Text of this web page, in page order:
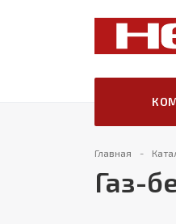
Главная
Газ-